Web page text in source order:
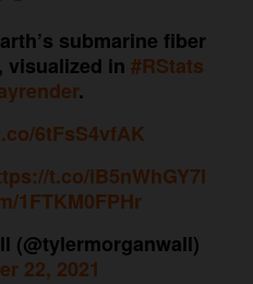
submarine fiber
visualized in #RStats
.
6tFsS4vfAK
t.co/iB5nWhGY7l
1FTKM0FPHr
(@tylermorganwall)
22, 2021